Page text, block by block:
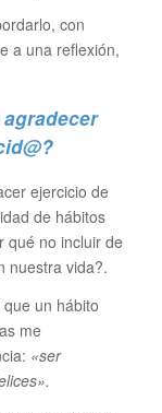
con
a una reflexión,
ejercicio de
de hábitos
qué no incluir de
nuestra vida?.
un hábito
me
«ser